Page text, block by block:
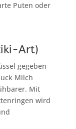
Puten oder
Art)
gegeben
Milch
Mit
wird